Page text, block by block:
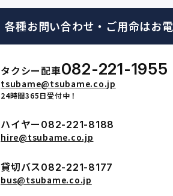
各種お問い合わせ・ ご用命はお
タクシー配車082-221-1955
tsubame@tsubame.co.jp
24時間365日受付中！
ハイヤー 082-221-8188
hire@tsubame.co.jp
貸切バス082-221-8177
bus@tsubame.co.jp